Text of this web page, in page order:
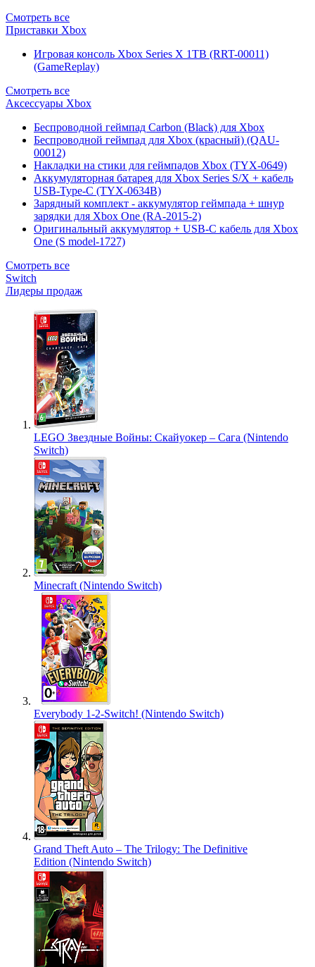
Смотреть все
Приставки Xbox
Игровая консоль Xbox Series X 1TB (RRT-00011)
(GameReplay)
Смотреть все
Аксессуары Xbox
Беспроводной геймпад Carbon (Black) для Xbox
Беспроводной геймпад для Xbox (красный) (QAU-
00012)
Накладки на стики для геймпадов Xbox (TYX-0649)
Аккумуляторная батарея для Xbox Series S/X + кабель
USB-Type-C (TYX-0634B)
Зарядный комплект - аккумулятор геймпада + шнур
зарядки для Xbox One (RA-2015-2)
Оригинальный аккумулятор + USB-C кабель для Xbox
One (S model-1727)
Смотреть все
Switch
Лидеры продаж
LEGO Звездные Войны: Скайуокер – Сага (Nintendo
Switch)
Minecraft (Nintendo Switch)
Everybody 1-2-Switch! (Nintendo Switch)
Grand Theft Auto – The Trilogy: The Definitive
Edition (Nintendo Switch)